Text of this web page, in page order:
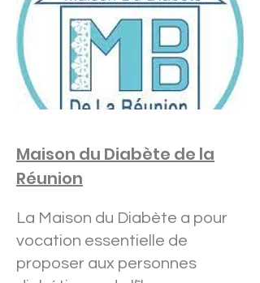
Maison du Diabète de la
Réunion
La Maison du Diabète a pour
vocation essentielle de
proposer aux personnes